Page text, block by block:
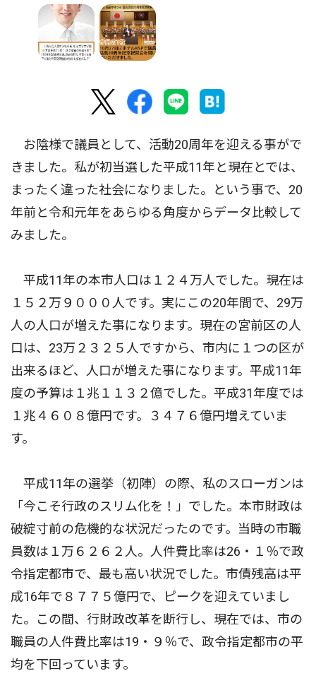
お陰様で議員として、活動20周年を迎える事がで
きました。私が初当選した平成11年と現在とでは、
まったく違った社会になりました。という事で、20
年前と令和元年をあらゆる角度からデータ比較して
みました。
平成11年の本市人口は１２４万人でした。現在は
１５２万９０００人です。実にこの20年間で、29万
人の人口が増えた事になります。現在の宮前区の人
口は、23万２３２５人ですから、市内に１つの区が
出来るほど、人口が増えた事になります。平成11年
度の予算は１兆１１３２億でした。平成31年度では
１兆４６０８億円です。３４７６億円増えていま
す。
平成11年の選挙（初陣）の際、私のスローガンは
「今こそ行政のスリム化を！」でした。本市財政は
破綻寸前の危機的な状況だったのです。当時の市職
員数は１万６２６２人。人件費比率は26・１％で政
令指定都市で、最も高い状況でした。市債残高は平
成16年で８７７５億円で、ピークを迎えていまし
た。この間、行財政改革を断行し、現在では、市の
職員の人件費比率は19・９％で、政令指定都市の平
均を下回っています。